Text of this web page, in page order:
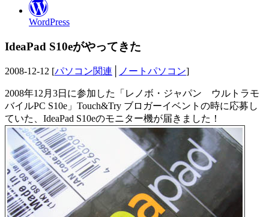
WordPress
IdeaPad S10eがやってきた
2008-12-12 [パソコン関連 ノートパソコン]
2008年12月3日に参加した「レノボ・ジャパン ウルトラモ
バイルPC S10e」Touch&Try ブロガーイベントの時に応募し
ていた、IdeaPad S10eのモニター機が届きました！